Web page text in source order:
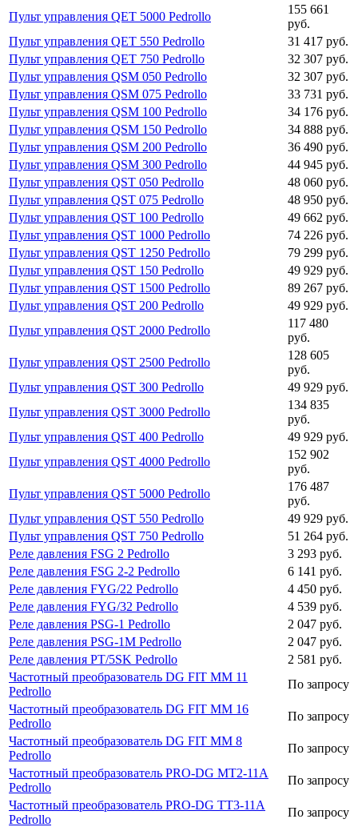
Пульт управления QET 5000 Pedrollo
155 661
руб.
Пульт управления QET 550 Pedrollo
31 417 руб.
Пульт управления QET 750 Pedrollo
32 307 руб.
Пульт управления QSM 050 Pedrollo
32 307 руб.
Пульт управления QSM 075 Pedrollo
33 731 руб.
Пульт управления QSM 100 Pedrollo
34 176 руб.
Пульт управления QSM 150 Pedrollo
34 888 руб.
Пульт управления QSM 200 Pedrollo
36 490 руб.
Пульт управления QSM 300 Pedrollo
44 945 руб.
Пульт управления QST 050 Pedrollo
48 060 руб.
Пульт управления QST 075 Pedrollo
48 950 руб.
Пульт управления QST 100 Pedrollo
49 662 руб.
Пульт управления QST 1000 Pedrollo
74 226 руб.
Пульт управления QST 1250 Pedrollo
79 299 руб.
Пульт управления QST 150 Pedrollo
49 929 руб.
Пульт управления QST 1500 Pedrollo
89 267 руб.
Пульт управления QST 200 Pedrollo
49 929 руб.
Пульт управления QST 2000 Pedrollo
117 480
руб.
Пульт управления QST 2500 Pedrollo
128 605
руб.
Пульт управления QST 300 Pedrollo
49 929 руб.
Пульт управления QST 3000 Pedrollo
134 835
руб.
Пульт управления QST 400 Pedrollo
49 929 руб.
Пульт управления QST 4000 Pedrollo
152 902
руб.
Пульт управления QST 5000 Pedrollo
176 487
руб.
Пульт управления QST 550 Pedrollo
49 929 руб.
Пульт управления QST 750 Pedrollo
51 264 руб.
Реле давления FSG 2 Pedrollo
3 293 руб.
Реле давления FSG 2-2 Pedrollo
6 141 руб.
Реле давления FYG/22 Pedrollo
4 450 руб.
Реле давления FYG/32 Pedrollo
4 539 руб.
Реле давления PSG-1 Pedrollo
2 047 руб.
Реле давления PSG-1M Pedrollo
2 047 руб.
Реле давления PT/5SK Pedrollo
2 581 руб.
Частотный преобразователь DG FIT MM 11
Pedrollo
По запросу
Частотный преобразователь DG FIT MM 16
Pedrollo
По запросу
Частотный преобразователь DG FIT MM 8
Pedrollo
По запросу
Частотный преобразователь PRO-DG MT2-11A
Pedrollo
По запросу
Частотный преобразователь PRO-DG TT3-11A
Pedrollo
По запросу